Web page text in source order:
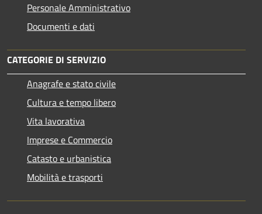
Personale Amministrativo
Documenti e dati
CATEGORIE DI SERVIZIO
Anagrafe e stato civile
Cultura e tempo libero
Vita lavorativa
Imprese e Commercio
Catasto e urbanistica
Mobilità e trasporti